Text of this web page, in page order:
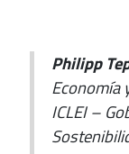
Philipp
Economía
ICLEI –